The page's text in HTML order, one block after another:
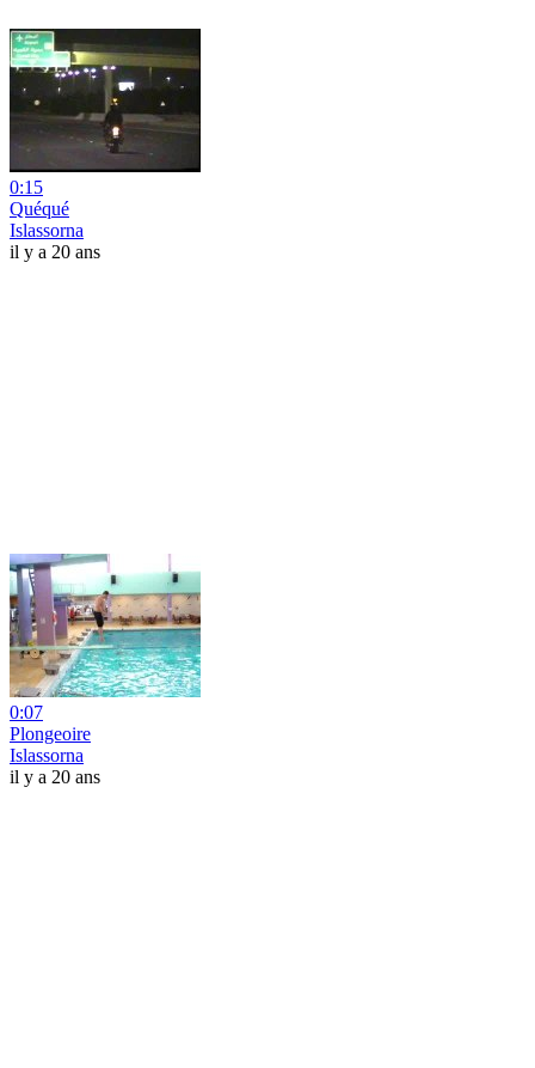
0:15
Quéqué
Islassorna
il y a 20 ans
0:07
Plongeoire
Islassorna
il y a 20 ans